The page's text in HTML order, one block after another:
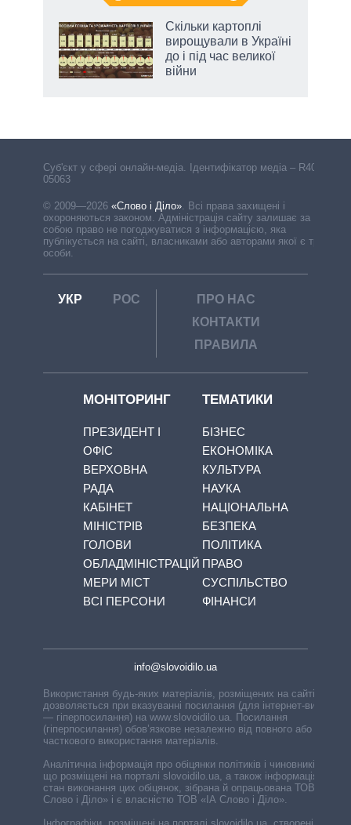
Скільки картоплі
вирощували в Україні
до і під час великої
війни
Cуб'єкт у сфері онлайн-медіа. Ідентифікатор медіа – R40-
05063
© 2009—2026 «Слово і Діло»
Всі права захищені і
охороняються законом. Адміністрація сайту залишає за
собою право не погоджуватися з інформацією, яка
публікується на сайті, власниками або авторами якої є треті
особи.
УКР РОС
ПРО НАС
КОНТАКТИ
ПРАВИЛА
МОНІТОРИНГ
ПРЕЗИДЕНТ І
ОФІС
ВЕРХОВНА
РАДА
КАБІНЕТ
МІНІСТРІВ
ГОЛОВИ
ОБЛАДМІНІСТРАЦІЙ
МЕРИ МІСТ
ВСІ ПЕРСОНИ
ТЕМАТИКИ
БІЗНЕС
ЕКОНОМІКА
КУЛЬТУРА
НАУКА
НАЦІОНАЛЬНА
БЕЗПЕКА
ПОЛІТИКА
ПРАВО
СУСПІЛЬСТВО
ФІНАНСИ
info@slovoidilo.ua
Використання будь-яких матеріалів, розміщених на сайті,
дозволяється при вказуванні посилання (для інтернет-видань
— гіперпосилання) на www.slovoidilo.ua. Посилання
(гіперпосилання) обов’язкове незалежно від повного або
часткового використання матеріалів.
Аналітична інформація про обіцянки політиків і чиновників,
що розміщені на порталі slovoidilo.ua, а також інформація про
стан виконання цих обіцянок, зібрана й опрацьована ТОВ «ІА
Слово і Діло» і є власністю ТОВ «ІА Слово і Діло».